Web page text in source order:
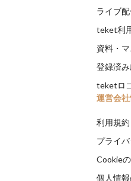
ライブ
teket利
資料・
登録済
teketロ
運営会
利用規約
プライ
Cookie
個人情